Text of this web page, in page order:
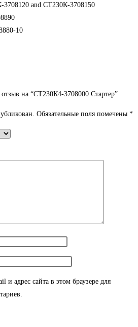
and СТ230К-3708150
10
на “СТ230К4-3708000 Стартер”
Обязательные поля помечены *
и адрес сайта в этом браузере для